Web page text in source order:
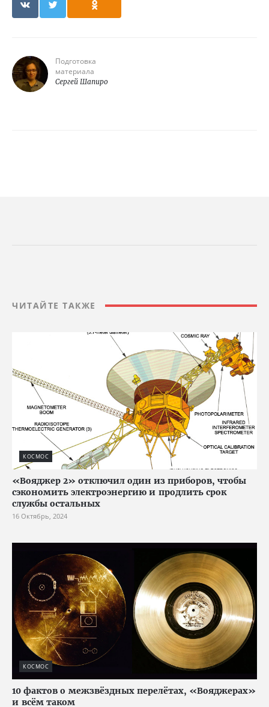
Подготовка
материала
Сергей Шапиро
ЧИТАЙТЕ ТАКЖЕ
КОСМОС
«Вояджер 2» отключил один из приборов, чтобы
сэкономить электроэнергию и продлить срок
службы остальных
16 Октябрь, 2024
КОСМОС
10 фактов о межзвёздных перелётах, «Вояджерах»
и всём таком